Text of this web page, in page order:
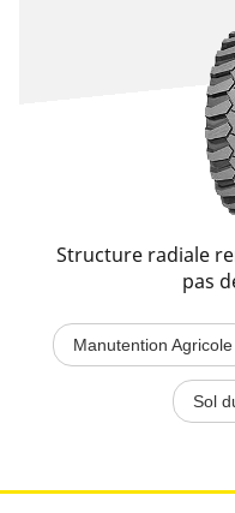
Structure radiale
pas
Manutention Agricole
Sol